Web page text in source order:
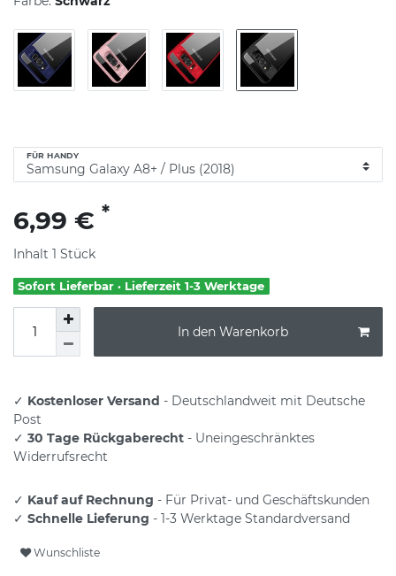
FÜR HANDY
6,99 € *
Inhalt 1 Stück
Sofort Lieferbar · Lieferzeit 1-3 Werktage
In den Warenkorb
✓ Kostenloser Versand - Deutschlandweit mit Deutsche
Post
✓ 30 Tage Rückgaberecht - Uneingeschränktes
Widerrufsrecht
✓ Kauf auf Rechnung - Für Privat- und Geschäftskunden
✓ Schnelle Lieferung - 1-3 Werktage Standardversand
Wunschliste